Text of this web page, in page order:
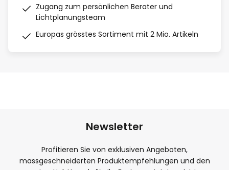
Zugang zum persönlichen Berater und
Lichtplanungsteam
Europas grösstes Sortiment mit 2 Mio. Artikeln
Newsletter
Profitieren Sie von exklusiven Angeboten,
massgeschneiderten Produktempfehlungen und den